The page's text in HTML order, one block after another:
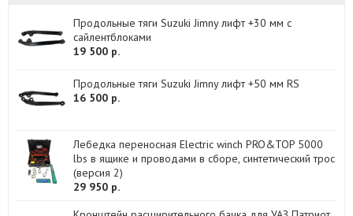
Продольные тяги Suzuki Jimny лифт +30 мм с
сайлентблоками
19 500 р.
Продольные тяги Suzuki Jimny лифт +50 мм RS
16 500 р.
Лебедка переносная Electric winch PRO&TOP 5000
lbs в ящике и проводами в сборе, синтетический трос
(версия 2)
29 950 р.